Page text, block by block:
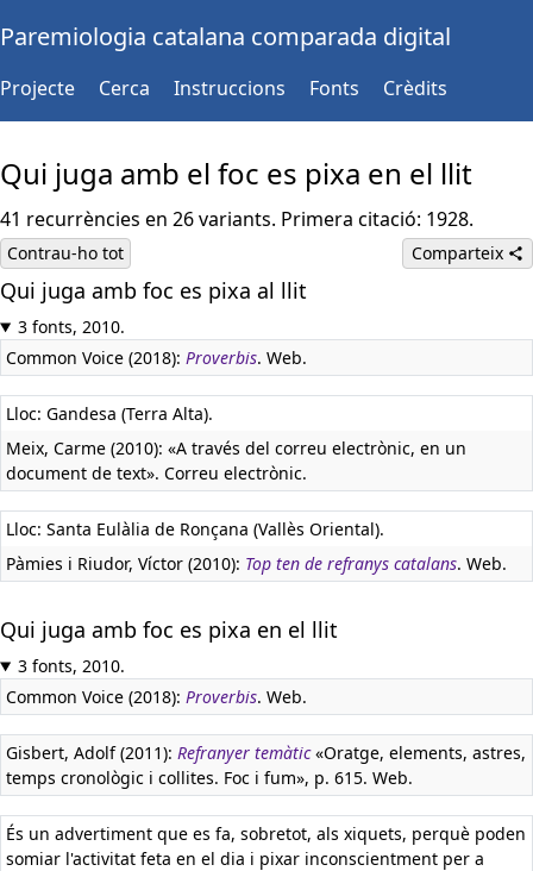
Paremiologia catalana comparada digital
Projecte Cerca Instruccions Fonts Crèdits
Qui juga amb el foc es pixa en el llit
41 recurrències en 26 variants. Primera citació: 1928.
Contrau-ho tot Comparteix
Qui juga amb foc es pixa al llit
3 fonts, 2010.
Common Voice (2018): Proverbis. Web.
Lloc: Gandesa (Terra Alta).
Meix, Carme (2010): «A través del correu electrònic, en un
document de text». Correu electrònic.
Lloc: Santa Eulàlia de Ronçana (Vallès Oriental).
Pàmies i Riudor, Víctor (2010): Top ten de refranys catalans. Web.
Qui juga amb foc es pixa en el llit
3 fonts, 2010.
Common Voice (2018): Proverbis. Web.
Gisbert, Adolf (2011): Refranyer temàtic«Oratge, elements, astres,
temps cronològic i collites. Foc i fum», p. 615. Web.
És un advertiment que es fa, sobretot, als xiquets, perquè poden
somiar l'activitat feta en el dia i pixar inconscientment per a